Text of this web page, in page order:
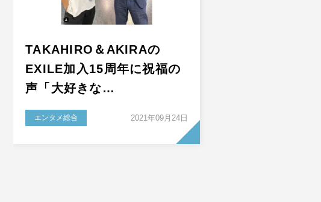
TAKAHIRO＆AKIRAの
EXILE加入15周年に祝福の
声「大好きな…
エンタメ総合 2021年09月24日